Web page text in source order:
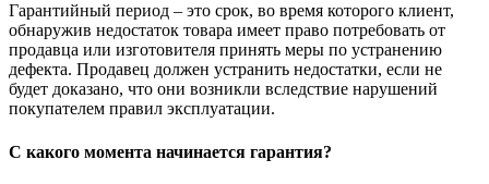
Гарантийный период – это срок, во время которого клиент,
обнаружив недостаток товара имеет право потребовать от
продавца или изготовителя принять меры по устранению
дефекта. Продавец должен устранить недостатки, если не
будет доказано, что они возникли вследствие нарушений
покупателем правил эксплуатации.
С какого момента начинается гарантия?